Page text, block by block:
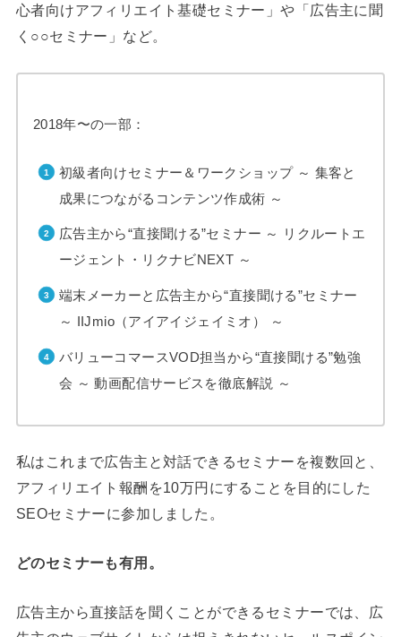
心者向けアフィリエイト基礎セミナー」や「広告主に聞
く○○セミナー」など。
2018年〜の一部：
初級者向けセミナー＆ワークショップ ～ 集客と
成果につながるコンテンツ作成術 ～
広告主から“直接聞ける”セミナー ～ リクルートエ
ージェント・リクナビNEXT ～
端末メーカーと広告主から“直接聞ける”セミナー
～ IIJmio（アイアイジェイミオ） ～
バリューコマースVOD担当から“直接聞ける”勉強
会 ～ 動画配信サービスを徹底解説 ～
私はこれまで広告主と対話できるセミナーを複数回と、
アフィリエイト報酬を10万円にすることを目的にした
SEOセミナーに参加しました。
どのセミナーも有用。
広告主から直接話を聞くことができるセミナーでは、広